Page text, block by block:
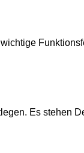
Es stehen